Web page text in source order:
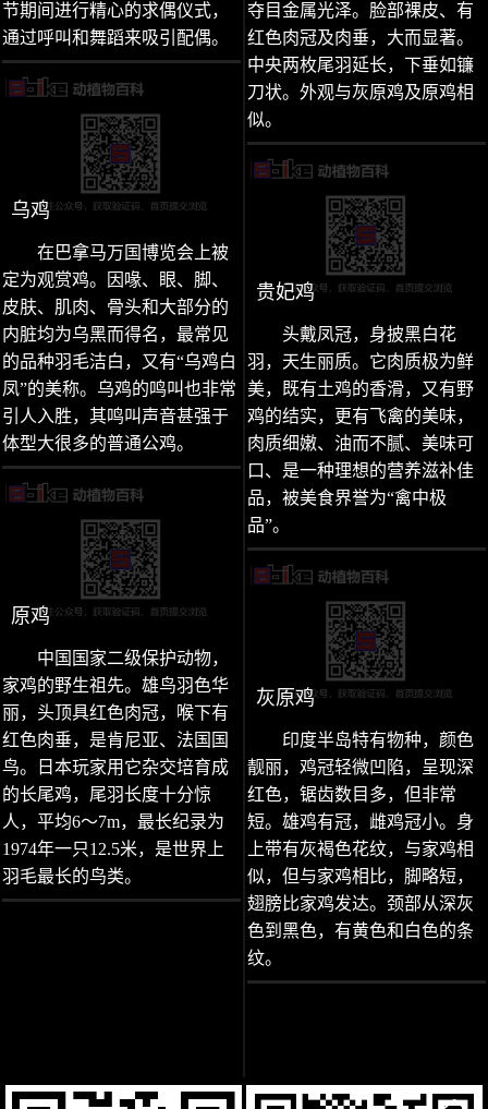
节期间进行精心的求偶仪式，
通过呼叫和舞蹈来吸引配偶。
乌鸡
在巴拿马万国博览会上被
定为观赏鸡。因喙、眼、脚、
皮肤、肌肉、骨头和大部分的
内脏均为乌黑而得名，最常见
的品种羽毛洁白，又有“乌鸡白
凤”的美称。乌鸡的鸣叫也非常
引人入胜，其鸣叫声音甚强于
体型大很多的普通公鸡。
原鸡
中国国家二级保护动物，
家鸡的野生祖先。雄鸟羽色华
丽，头顶具红色肉冠，喉下有
红色肉垂，是肯尼亚、法国国
鸟。日本玩家用它杂交培育成
的长尾鸡，尾羽长度十分惊
人，平均6～7m，最长纪录为
1974年一只12.5米，是世界上
羽毛最长的鸟类。
夺目金属光泽。脸部裸皮、有
红色肉冠及肉垂，大而显著。
中央两枚尾羽延长，下垂如镰
刀状。外观与灰原鸡及原鸡相
似。
贵妃鸡
头戴凤冠，身披黑白花
羽，天生丽质。它肉质极为鲜
美，既有土鸡的香滑，又有野
鸡的结实，更有飞禽的美味，
肉质细嫩、油而不腻、美味可
口、是一种理想的营养滋补佳
品，被美食界誉为“禽中极
品”。
灰原鸡
印度半岛特有物种，颜色
靓丽，鸡冠轻微凹陷，呈现深
红色，锯齿数目多，但非常
短。雄鸡有冠，雌鸡冠小。身
上带有灰褐色花纹，与家鸡相
似，但与家鸡相比，脚略短，
翅膀比家鸡发达。颈部从深灰
色到黑色，有黄色和白色的条
纹。